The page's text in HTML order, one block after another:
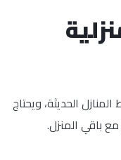
الحديثة، ويحتاج
مع باقي المنزل.